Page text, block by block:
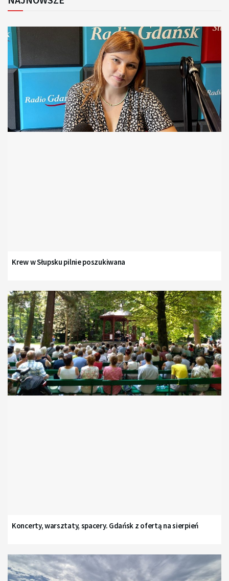
Krew w Słupsku pilnie poszukiwana
Koncerty, warsztaty, spacery. Gdańsk z ofertą na sierpień